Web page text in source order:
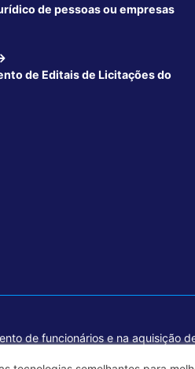
de pessoas ou empresas
de Editais de Licitações do
de funcionários e na aquisição
e excelentes soluções